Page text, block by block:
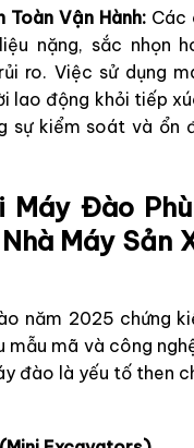
Toàn Vận Hành: Các
nặng, sắc nhọn
ro. Việc sử dụng
lao động khỏi tiếp
sự kiểm soát và ổn
Máy Đào
Máy Sản
năm 2025 chứng
mẫu mã và công
đào là yếu tố then